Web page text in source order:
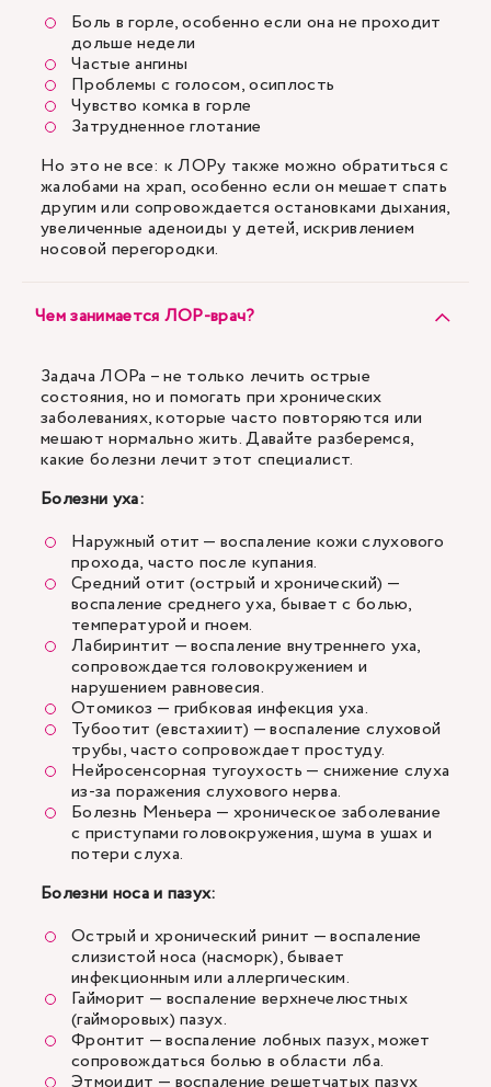
Боль в горле, особенно если она не проходит
дольше недели
Частые ангины
Проблемы с голосом, осиплость
Чувство комка в горле
Затрудненное глотание
Но это не все: к ЛОРу также можно обратиться с
жалобами на храп, особенно если он мешает спать
другим или сопровождается остановками дыхания,
увеличенные аденоиды у детей, искривлением
носовой перегородки.
Чем занимается ЛОР-врач?
Задача ЛОРа – не только лечить острые
состояния, но и помогать при хронических
заболеваниях, которые часто повторяются или
мешают нормально жить. Давайте разберемся,
какие болезни лечит этот специалист.
Болезни уха:
Наружный отит — воспаление кожи слухового
прохода, часто после купания.
Средний отит (острый и хронический) —
воспаление среднего уха, бывает с болью,
температурой и гноем.
Лабиринтит — воспаление внутреннего уха,
сопровождается головокружением и
нарушением равновесия.
Отомикоз — грибковая инфекция уха.
Тубоотит (евстахиит) — воспаление слуховой
трубы, часто сопровождает простуду.
Нейросенсорная тугоухость — снижение слуха
из-за поражения слухового нерва.
Болезнь Меньера — хроническое заболевание
с приступами головокружения, шума в ушах и
потери слуха.
Болезни носа и пазух:
Острый и хронический ринит — воспаление
слизистой носа (насморк), бывает
инфекционным или аллергическим.
Гайморит — воспаление верхнечелюстных
(гайморовых) пазух.
Фронтит — воспаление лобных пазух, может
сопровождаться болью в области лба.